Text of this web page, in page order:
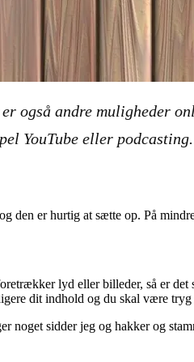
andre muligheder
YouTube eller
den er hurtig at sætte op. På
lyd eller billeder, så er
dit indhold og du skal være
sidder jeg og hakker og